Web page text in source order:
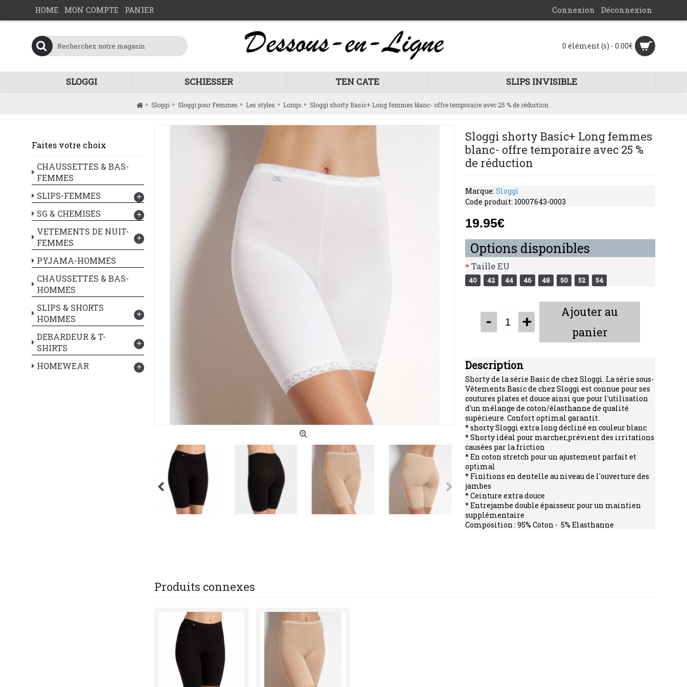
HOME MON COMPTE PANIER Connexion Déconnexion
0 élément (s) - 0.00€
SLOGGI SCHIESSER TEN CATE SLIPS INVISIBLE
Sloggi Sloggi pour Femmes Les styles Longs Sloggi shorty Basic+ Long femmes blanc- offre temporaire avec 25 % de réduction
Faites votre choix
CHAUSSETTES & BAS-
FEMMES
SLIPS-FEMMES
+
SG & CHEMISES +
VETEMENTS DE NUIT-
FEMMES
+
PYJAMA-HOMMES
CHAUSSETTES & BAS-
HOMMES
SLIPS & SHORTS
HOMMES
+
DEBARDEUR & T-
SHIRTS
+
HOMEWEAR +
Sloggi shorty Basic+ Long femmes
blanc- offre temporaire avec 25 %
de réduction
Marque: Sloggi
Code produit: 10007643-0003
19.95€
Options disponibles
Taille EU
40 42 44 46 48 50 52 54
- +
Ajouter au
panier
Description
Shorty de la série Basic de chez Sloggi. La série sous-
Vêtements Basic de chez Sloggi est connue pour ses
coutures plates et douce ainsi que pour l'utilisation
d'un mélange de coton/élasthanne de qualité
supérieure. Confort optimal garantit.
* shorty Sloggi extra long décliné en couleur blanc
* Shorty idéal pour marcher,prévient des irritations
causées par la friction
* En coton stretch pour un ajustement parfait et
optimal
* Finitions en dentelle au niveau de l'ouverture des
jambes
* Ceinture extra douce
* Entrejambe double épaisseur pour un maintien
supplémentaire
Composition : 95% Coton - 5% Elasthanne
Produits connexes